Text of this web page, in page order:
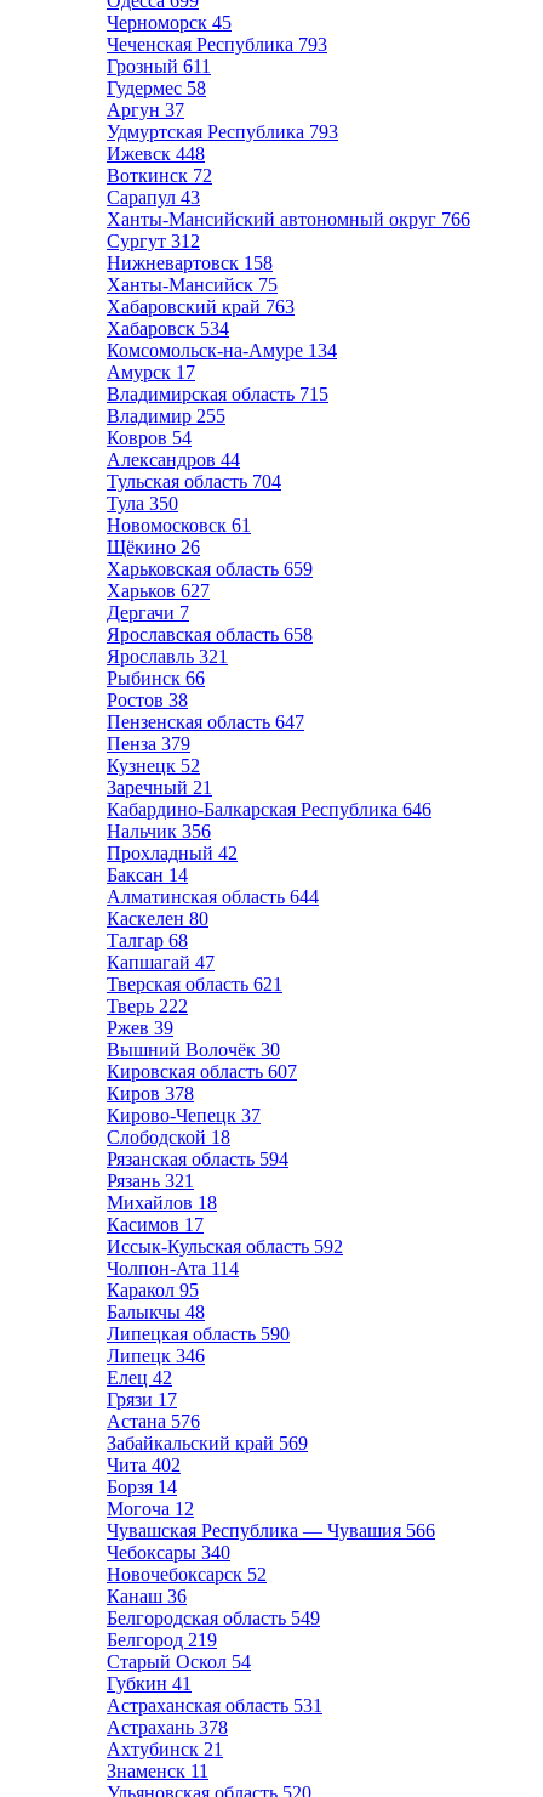
Черноморск 45
Чеченская Республика 793
Грозный 611
Гудермес 58
Аргун 37
Удмуртская Республика 793
Ижевск 448
Воткинск 72
Сарапул 43
Ханты-Мансийский автономный округ 766
Сургут 312
Нижневартовск 158
Ханты-Мансийск 75
Хабаровский край 763
Хабаровск 534
Комсомольск-на-Амуре 134
Амурск 17
Владимирская область 715
Владимир 255
Ковров 54
Александров 44
Тульская область 704
Тула 350
Новомосковск 61
Щёкино 26
Харьковская область 659
Харьков 627
Дергачи 7
Ярославская область 658
Ярославль 321
Рыбинск 66
Ростов 38
Пензенская область 647
Пенза 379
Кузнецк 52
Заречный 21
Кабардино-Балкарская Республика 646
Нальчик 356
Прохладный 42
Баксан 14
Алматинская область 644
Каскелен 80
Талгар 68
Капшагай 47
Тверская область 621
Тверь 222
Ржев 39
Вышний Волочёк 30
Кировская область 607
Киров 378
Кирово-Чепецк 37
Слободской 18
Рязанская область 594
Рязань 321
Михайлов 18
Касимов 17
Иссык-Кульская область 592
Чолпон-Ата 114
Каракол 95
Балыкчы 48
Липецкая область 590
Липецк 346
Елец 42
Грязи 17
Астана 576
Забайкальский край 569
Чита 402
Борзя 14
Могоча 12
Чувашская Республика — Чувашия 566
Чебоксары 340
Новочебоксарск 52
Канаш 36
Белгородская область 549
Белгород 219
Старый Оскол 54
Губкин 41
Астраханская область 531
Астрахань 378
Ахтубинск 21
Знаменск 11
Ульяновская область 520